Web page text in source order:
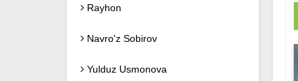
Rayhon
Navro'z Sobirov
Yulduz Usmonova